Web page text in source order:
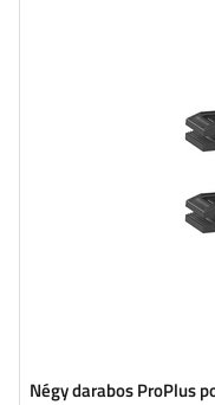
Négy darabos ProPlus